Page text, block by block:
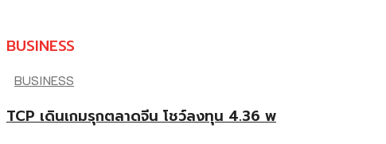
BUSINESS
BUSINESS
TCP เดินเกมรุกตลาดจีน โชว์ลงทุน 4.36 พ